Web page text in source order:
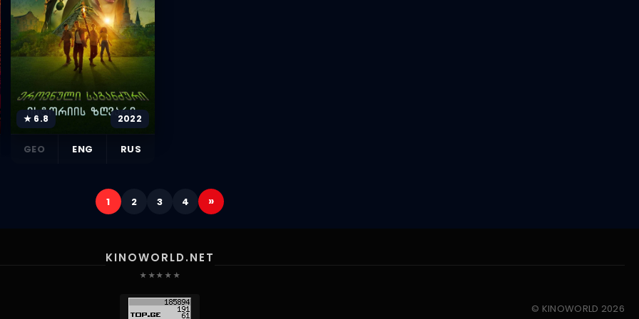
★ 6.8 2022
GEO ENG RUS
1 2 3 4 »
KINOWORLD.NET
★ ★ ★ ★ ★
© KINOWORLD 2026